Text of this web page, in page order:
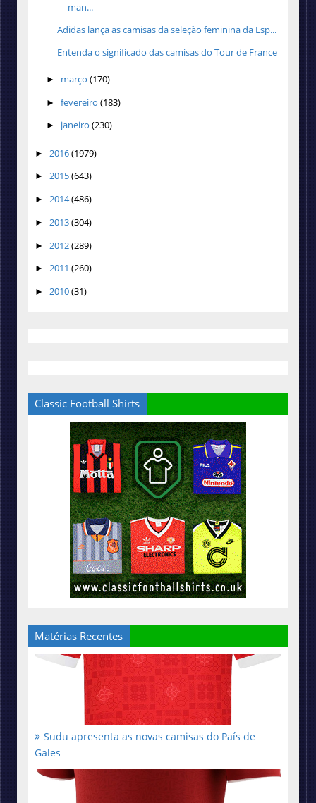
man...
Adidas lança as camisas da seleção feminina da Esp...
Entenda o significado das camisas do Tour de France
► março (170)
► fevereiro (183)
► janeiro (230)
► 2016(1979)
► 2015(643)
► 2014(486)
► 2013(304)
► 2012(289)
► 2011 (260)
► 2010(31)
Classic Football Shirts
Matérias Recentes
Sudu apresenta as novas camisas do País de
Gales